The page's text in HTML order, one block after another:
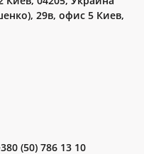
29в, офис 5 Киев,
(50) 786 13 10